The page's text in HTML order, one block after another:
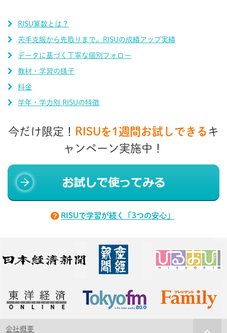
RISU算数とは？
苦手克服から先取りまで。RISUの成績アップ実績
データに基づく丁寧な個別フォロー
教材・学習の様子
料金
学年・学力別 RISUの特徴
今だけ限定！ RISUを1週間お試しできる キ
ャンペーン実施中！
RISUで学習が続く「3つの安心」
会社概要